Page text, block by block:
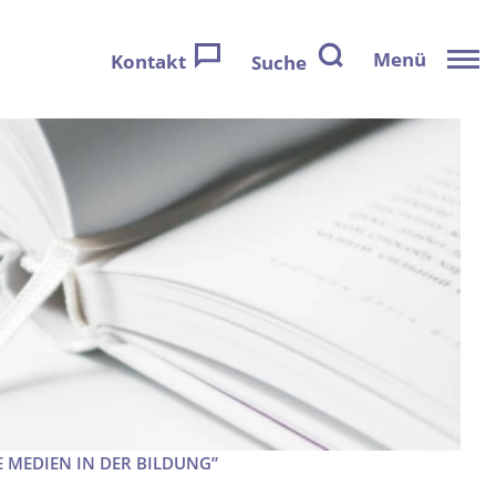
Kontakt Suche Menü
MEDIEN IN DER BILDUNG”